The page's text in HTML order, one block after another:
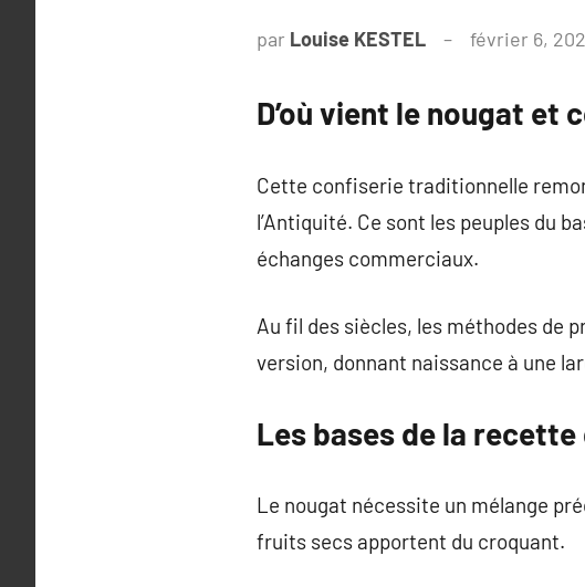
par Louise KESTEL février 6,
D’où vient le nougat et
Cette confiserie traditionnelle
l’Antiquité. Ce sont les peuples du
échanges commerciaux.
Au fil des siècles, les méthodes de
version, donnant naissance à une
Les bases de la recette
Le nougat nécessite un mélange
fruits secs apportent du croquant.